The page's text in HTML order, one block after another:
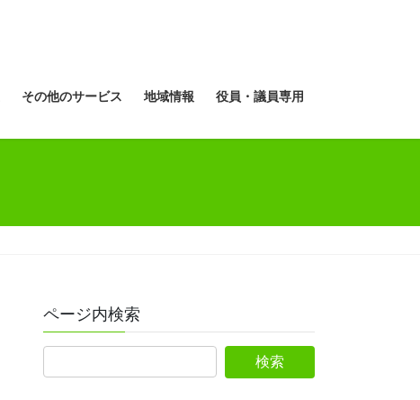
その他のサービス 地域情報 役員・議員専用
ページ内検索